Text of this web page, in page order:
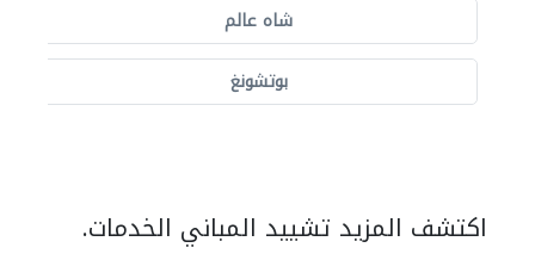
شاه عالم
بوتشونغ
اكتشف المزيد تشييد المباني الخدمات.